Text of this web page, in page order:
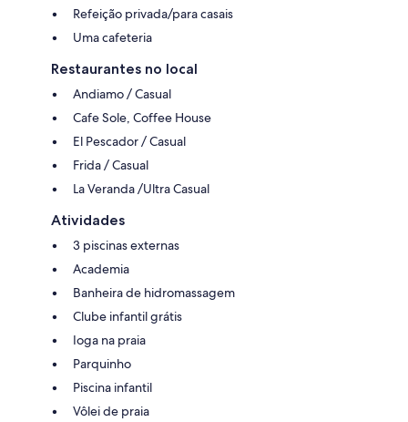
Refeição privada/para casais
Uma cafeteria
Restaurantes no local
Andiamo / Casual
Cafe Sole, Coffee House
El Pescador / Casual
Frida / Casual
La Veranda /Ultra Casual
Atividades
3 piscinas externas
Academia
Banheira de hidromassagem
Clube infantil grátis
Ioga na praia
Parquinho
Piscina infantil
Vôlei de praia